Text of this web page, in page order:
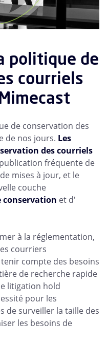
politique de
courriels
de conservation des
de nos jours. Les
des courriels
fréquente de
mises à jour, et le
couche
conservation et d'
à la réglementation,
courriers
compte des besoins
de recherche rapide
litigation hold
pour les
de surveiller la taille des
les besoins de